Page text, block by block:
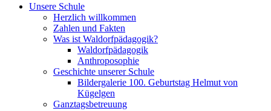
Unsere Schule
Herzlich willkommen
Zahlen und Fakten
Was ist Waldorfpädagogik?
Waldorfpädagogik
Anthroposophie
Geschichte unserer Schule
Bildergalerie 100. Geburtstag Helmut von
Kügelgen
Ganztagsbetreuung